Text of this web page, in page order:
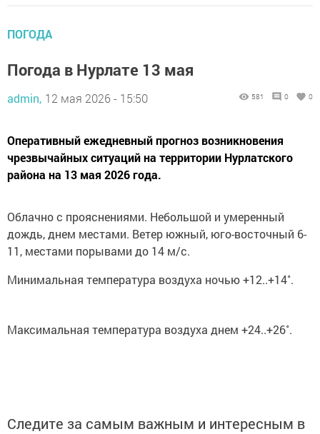
ПОГОДА
Погода в Нурлате 13 мая
admin, 12 мая 2026 - 15:50 581 0 0
Оперативный ежедневный прогноз возникновения
чрезвычайных ситуаций на территории Нурлатского
района на 13 мая 2026 года.
Облачно с прояснениями. Небольшой и умеренный
дождь, днем местами. Ветер южный, юго-восточный 6-
11, местами порывами до 14 м/с.
Минимальная температура воздуха ночью +12..+14˚.
Максимальная температура воздуха днем +24..+26˚.
Следите за самым важным и интересным в